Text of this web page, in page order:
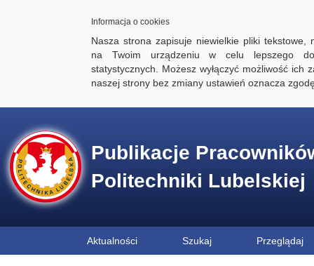
Informacja o cookies
Nasza strona zapisuje niewielkie pliki tekstowe,
na Twoim urządzeniu w celu lepszego
statystycznych. Możesz wyłączyć możliwość ich
naszej strony bez zmiany ustawień oznacza
Publikacje
Politechniki Lubelskiej
Aktualności Szukaj Przeglądaj